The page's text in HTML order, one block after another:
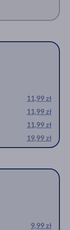
11,99 zł
11,99 zł
11,99 zł
19,99 zł
9,99 zł